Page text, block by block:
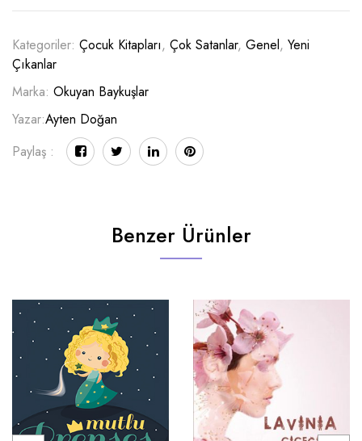
Kategoriler: Çocuk Kitapları, Çok Satanlar, Genel, Yeni
Çıkanlar
Marka: Okuyan Baykuşlar
Yazar:Ayten Doğan
Paylaş :
Benzer Ürünler